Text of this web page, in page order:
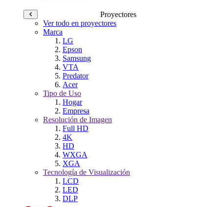
Proyectores
Ver todo en proyectores
Marca
LG
Epson
Samsung
VTA
Predator
Acer
Tipo de Uso
Hogar
Empresa
Resolución de Imagen
Full HD
4K
HD
WXGA
XGA
Tecnología de Visualización
LCD
LED
DLP